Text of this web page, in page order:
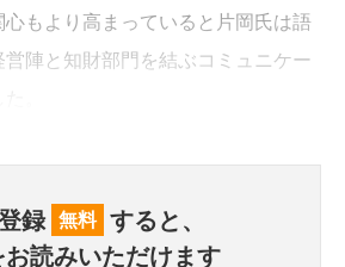
もより高まっていると片岡氏は語
陣と知財部門を結ぶコミュニケー
録 無料 すると、
読みいただけます